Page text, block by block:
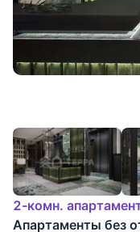
2-комн.
Апартаменты без